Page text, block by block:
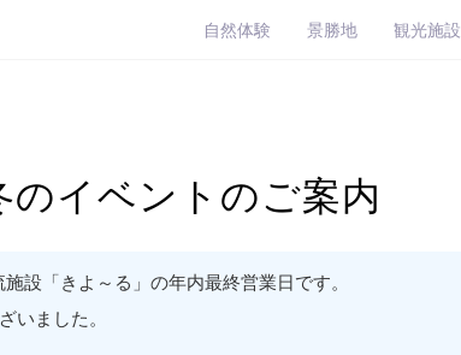
自然体験 景勝地 観光施設
イベントのご案内
設「きよ～る」の年内最終営業日です。
いました。